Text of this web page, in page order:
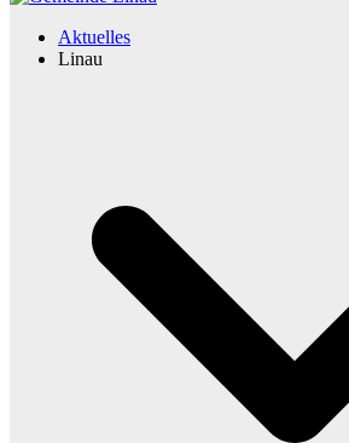
Aktuelles
Linau